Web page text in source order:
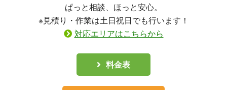
ぱっと相談、ほっと安心。
※見積り・作業は土日祝日でも行います！
対応エリアはこちらから
料金表